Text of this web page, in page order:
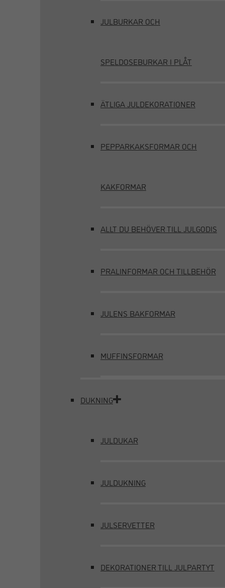
JULBURKAR OCH
SPELDOSEBURKAR I PLÅT
ÄTLIGA JULDEKORATIONER
PEPPARKAKSFORMAR OCH
KAKFORMAR
ALLT DU BEHÖVER TILL JULGODIS
PRALINFORMAR OCH TILLBEHÖR
JULENS BAKFORMAR
MUFFINSFORMAR
DUKNING
JULDUKAR
JULDUKNING
JULSERVETTER
DEKORATIONER TILL JULPARTYT